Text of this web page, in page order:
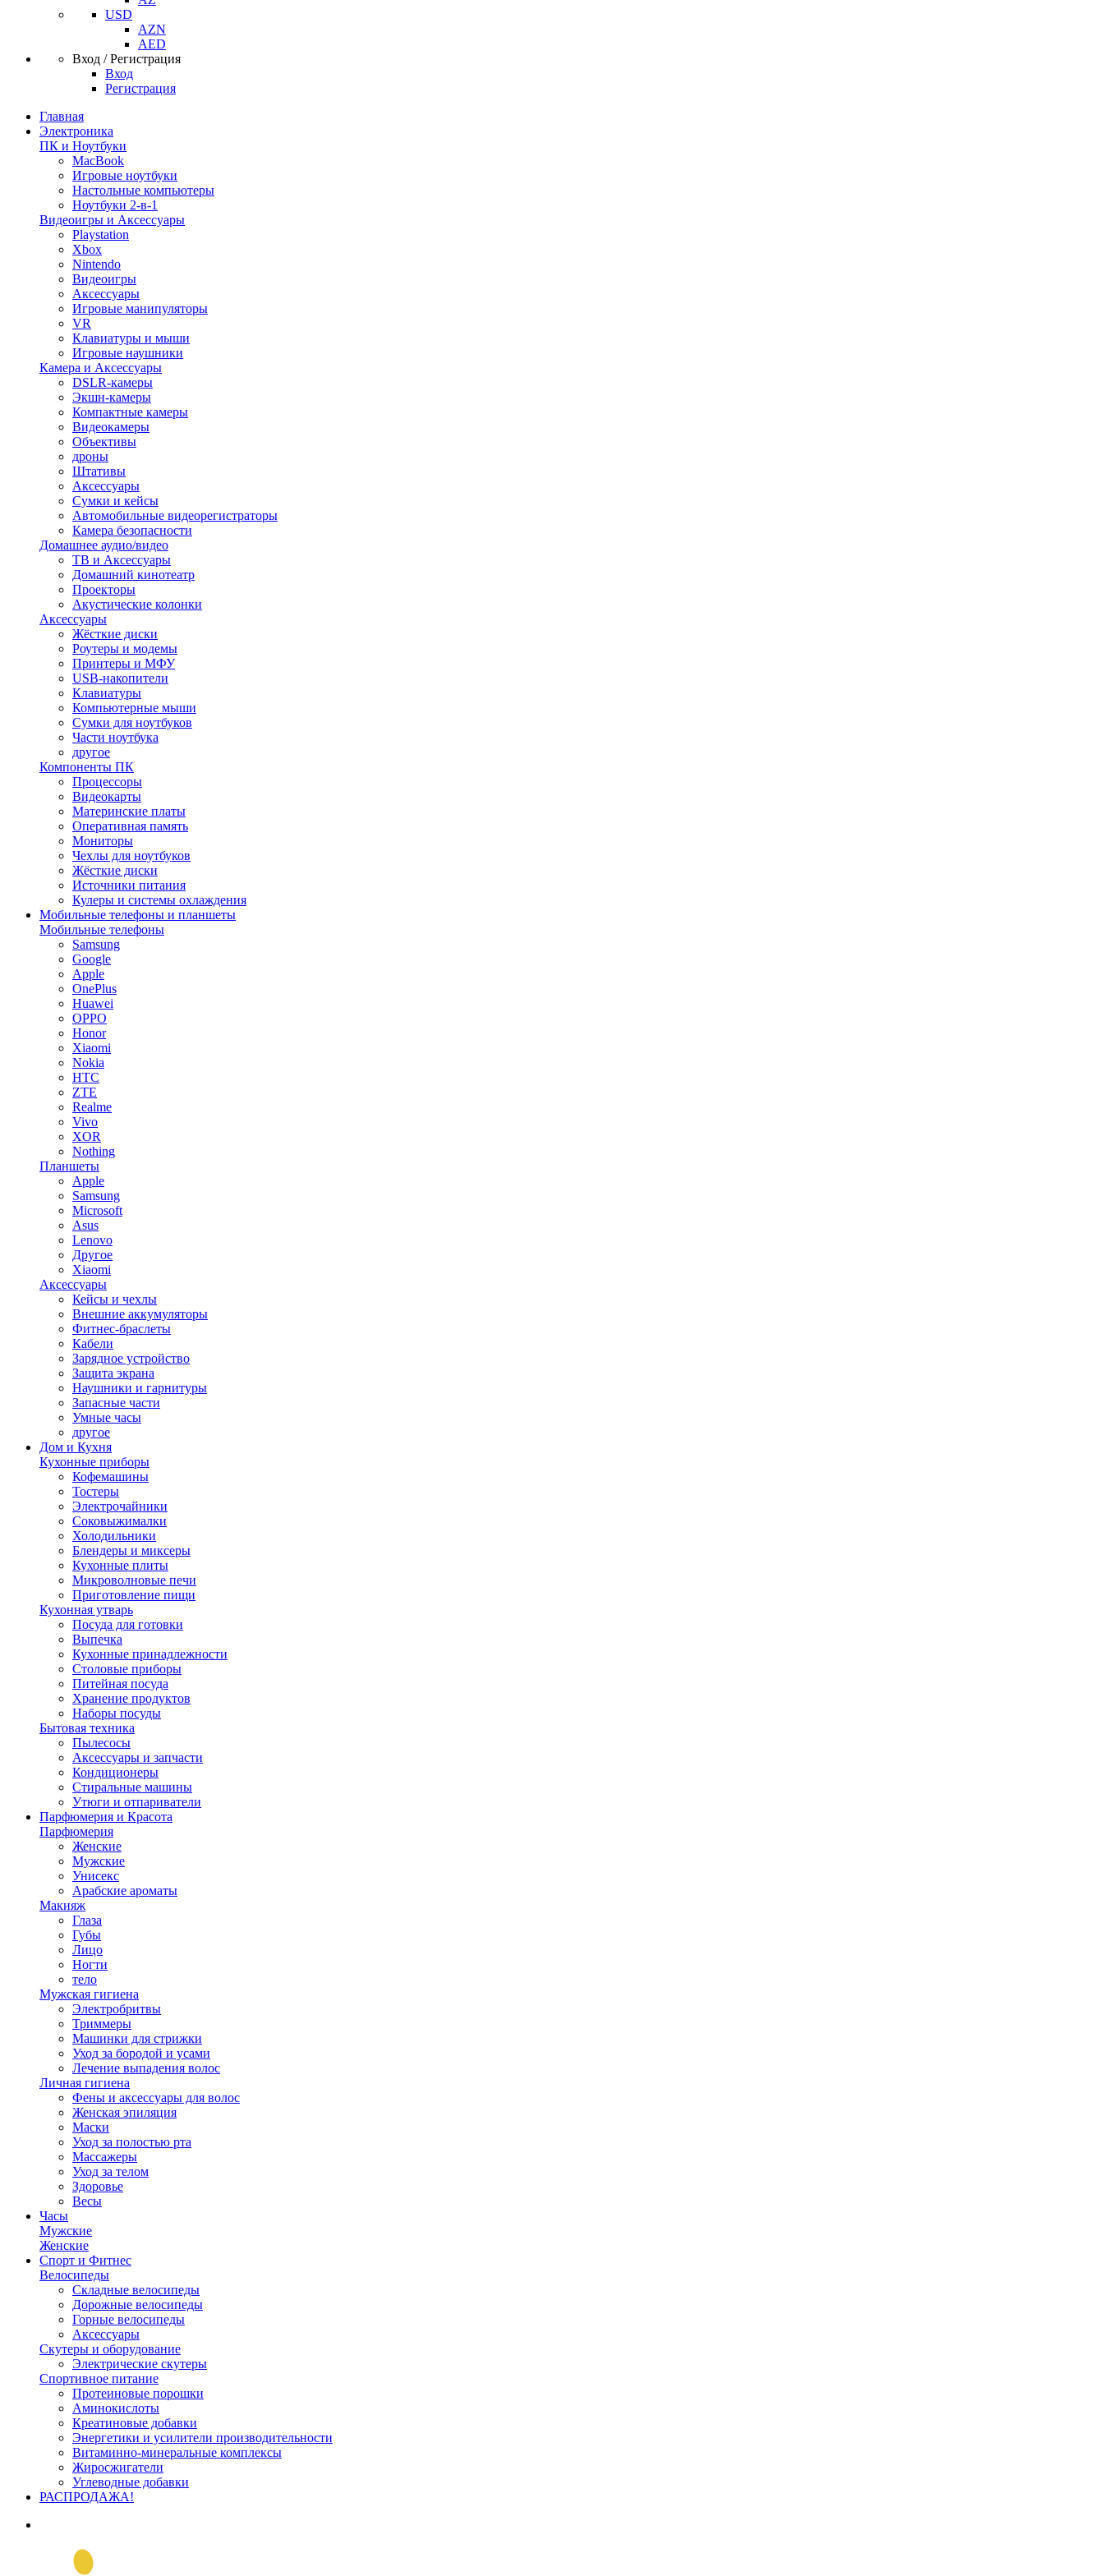
USD
AZN
AED
Вход / Регистрация
Вход
Регистрация
Главная
Электроника
ПК и Ноутбуки
MacBook
Игровые ноутбуки
Настольные компьютеры
Ноутбуки 2-в-1
Видеоигры и Аксессуары
Playstation
Xbox
Nintendo
Видеоигры
Аксессуары
Игровые манипуляторы
VR
Клавиатуры и мыши
Игровые наушники
Камера и Аксессуары
DSLR-камеры
Экшн-камеры
Компактные камеры
Видеокамеры
Объективы
дроны
Штативы
Аксессуары
Сумки и кейсы
Автомобильные видеорегистраторы
Камера безопасности
Домашнее аудио/видео
ТВ и Аксессуары
Домашний кинотеатр
Проекторы
Акустические колонки
Аксессуары
Жёсткие диски
Роутеры и модемы
Принтеры и МФУ
USB-накопители
Клавиатуры
Компьютерные мыши
Сумки для ноутбуков
Части ноутбука
другое
Компоненты ПК
Процессоры
Видеокарты
Материнские платы
Оперативная память
Мониторы
Чехлы для ноутбуков
Жёсткие диски
Источники питания
Кулеры и системы охлаждения
Мобильные телефоны и планшеты
Мобильные телефоны
Samsung
Google
Apple
OnePlus
Huawei
OPPO
Honor
Xiaomi
Nokia
HTC
ZTE
Realme
Vivo
XOR
Nothing
Планшеты
Apple
Samsung
Microsoft
Asus
Lenovo
Другое
Xiaomi
Аксессуары
Кейсы и чехлы
Внешние аккумуляторы
Фитнес-браслеты
Кабели
Зарядное устройство
Защита экрана
Наушники и гарнитуры
Запасные части
Умные часы
другое
Дом и Кухня
Кухонные приборы
Кофемашины
Тостеры
Электрочайники
Соковыжималки
Холодильники
Блендеры и миксеры
Кухонные плиты
Микроволновые печи
Приготовление пищи
Кухонная утварь
Посуда для готовки
Выпечка
Кухонные принадлежности
Столовые приборы
Питейная посуда
Хранение продуктов
Наборы посуды
Бытовая техника
Пылесосы
Аксессуары и запчасти
Кондиционеры
Стиральные машины
Утюги и отпариватели
Парфюмерия и Красота
Парфюмерия
Женские
Мужские
Унисекс
Арабские ароматы
Макияж
Глаза
Губы
Лицо
Ногти
тело
Мужская гигиена
Электробритвы
Триммеры
Машинки для стрижки
Уход за бородой и усами
Лечение выпадения волос
Личная гигиена
Фены и аксессуары для волос
Женская эпиляция
Маски
Уход за полостью рта
Массажеры
Уход за телом
Здоровье
Весы
Часы
Мужские
Женские
Спорт и Фитнес
Велосипеды
Складные велосипеды
Дорожные велосипеды
Горные велосипеды
Аксессуары
Скутеры и оборудование
Электрические скутеры
Спортивное питание
Протеиновые порошки
Аминокислоты
Креатиновые добавки
Энергетики и усилители производительности
Витаминно-минеральные комплексы
Жиросжигатели
Углеводные добавки
РАСПРОДАЖА!